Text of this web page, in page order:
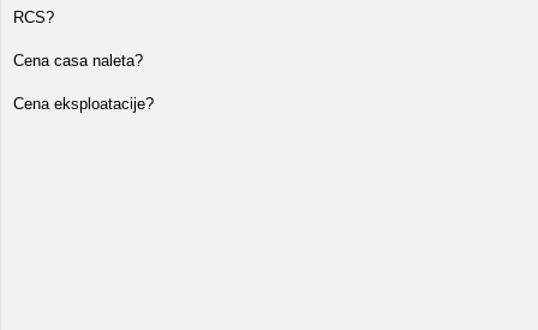
RCS?
Cena casa naleta?
Cena eksploatacije?